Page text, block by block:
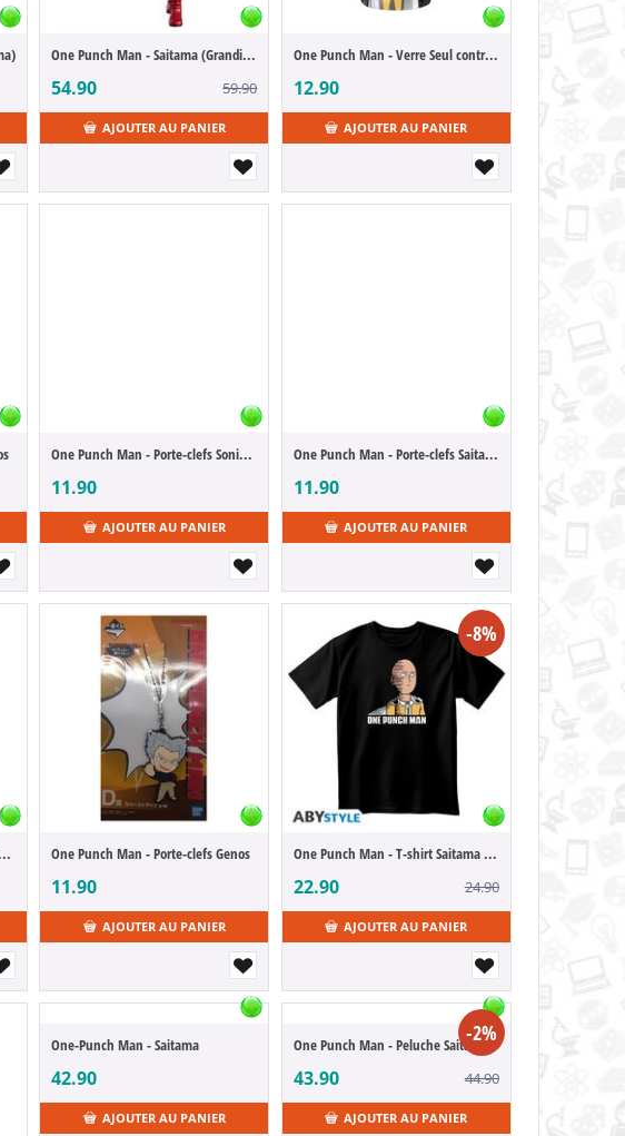
One Punch Man - Saitama (Grandista)
54.90 59.90
AJOUTER AU PANIER
One Punch Man - Verre Seul contre tous
12.90
AJOUTER AU PANIER
One Punch Man - Porte-clefs Sonic, le Foudroyant
11.90
AJOUTER AU PANIER
One Punch Man - Porte-clefs Saitama
11.90
AJOUTER AU PANIER
Tatsumaki, Tornade Tragique One Punch Man - Porte-clefs Genos
11.90
AJOUTER AU PANIER
-8%
One Punch Man - T-shirt Saitama (XL)
22.90 24.90
AJOUTER AU PANIER
One-Punch Man - Saitama
42.90
AJOUTER AU PANIER
-2%
One Punch Man - Peluche Saitama
43.90 44.90
AJOUTER AU PANIER